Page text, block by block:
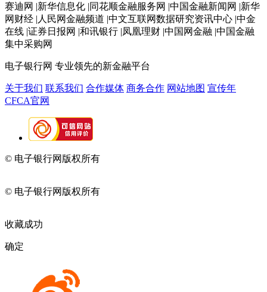
赛迪网 |新华信息化 |同花顺金融服务网 |中国金融新闻网 |新华
网财经 |人民网金融频道 |中文互联网数据研究资讯中心 |中金
在线 |证券日报网 |和讯银行 |凤凰理财 |中国网金融 |中国金融
集中采购网
电子银行网 专业领先的新金融平台
关于我们 联系我们 合作媒体 商务合作 网站地图 宣传年
CFCA官网
© 电子银行网版权所有
© 电子银行网版权所有
收藏成功
确定